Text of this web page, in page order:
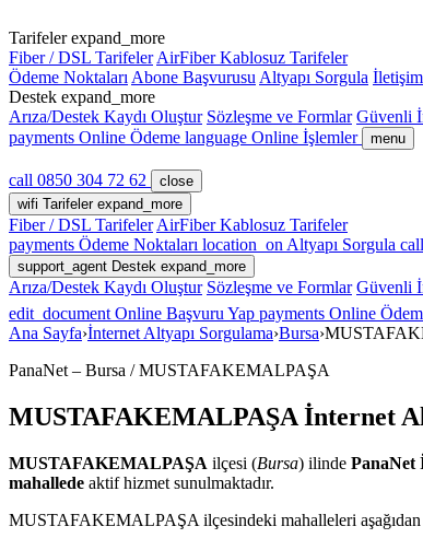
Tarifelerexpand_more
Fiber / DSL Tarifeler AirFiber Kablosuz Tarifeler
Ödeme Noktaları Abone Başvurusu Altyapı Sorgula İletişim
Destek expand_more
Arıza/Destek Kaydı Oluştur Sözleşme ve Formlar Güvenli
payments Online Ödeme language Online İşlemler menu
call 0850 304 72 62
close
wifi Tarifeler expand_more
Fiber / DSL Tarifeler AirFiber Kablosuz Tarifeler
payments Ödeme Noktaları location_on Altyapı Sorgula call
support_agent Destek expand_more
Arıza/Destek Kaydı Oluştur Sözleşme ve Formlar Güvenli
edit_document Online Başvuru Yap payments Online
Ana Sayfa›İnternet Altyapı Sorgulama›Bursa›
PanaNet – Bursa / MUSTAFAKEMALPAŞA
MUSTAFAKEMALPAŞA İnternet
MUSTAFAKEMALPAŞA ilçesi (Bursa) ilinde PanaNet
mahallede aktif hizmet sunulmaktadır.
MUSTAFAKEMALPAŞA ilçesindeki mahalleleri